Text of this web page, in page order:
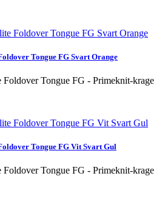
Tongue FG Svart Orange
Foldover Tongue FG - Primeknit-krage
Tongue FG Vit Svart Gul
Foldover Tongue FG - Primeknit-krage